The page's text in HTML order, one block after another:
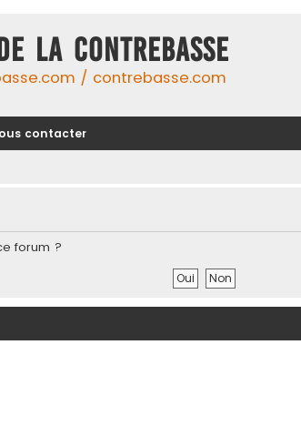
LA CONTREBASSE
/ contrebasse.com
contacter
forum ?